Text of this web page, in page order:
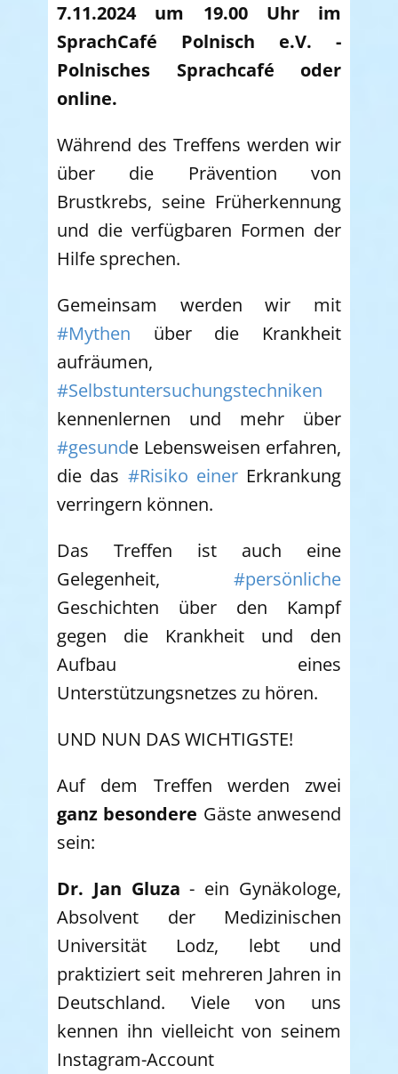
7.11.2024 um 19.00 Uhr im
SprachCafé Polnisch e.V.
-
Polnisches Sprachcafé oder
online.
Während des Treffens werden wir
über die Prävention von
Brustkrebs, seine Früherkennung
und die verfügbaren Formen der
Hilfe sprechen.
Gemeinsam werden wir mit
#Mythen über die Krankheit
aufräumen,
#Selbstuntersuchungstechniken
kennenlernen und mehr über
#gesunde Lebensweisen erfahren,
die das #Risiko einerErkrankung
verringern können.
Das Treffen ist auch eine
Gelegenheit, #persönliche
Geschichten über den Kampf
gegen die Krankheit und den
Aufbau eines
Unterstützungsnetzes zu hören.
UND NUN DAS WICHTIGSTE!
Auf dem Treffen werden zwei
ganz besondere Gäste anwesend
sein:
Dr. Jan Gluza - ein Gynäkologe,
Absolvent der Medizinischen
Universität Lodz, lebt und
praktiziert seit mehreren Jahren in
Deutschland. Viele von uns
kennen ihn vielleicht von seinem
Instagram-Account